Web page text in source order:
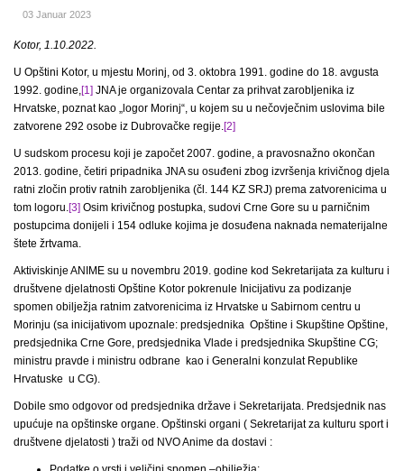
03 Januar 2023
Kotor, 1.10.2022.
U Opštini Kotor, u mjestu Morinj, od 3. oktobra 1991. godine do 18. avgusta
1992. godine,[1] JNA je organizovala Centar za prihvat zarobljenika iz
Hrvatske, poznat kao „logor Morinj“, u kojem su u nečovječnim uslovima bile
zatvorene 292 osobe iz Dubrovačke regije.[2]
U sudskom procesu koji je započet 2007. godine, a pravosnažno okončan
2013. godine, četiri pripadnika JNA su osuđeni zbog izvršenja krivičnog djela
ratni zločin protiv ratnih zarobljenika (čl. 144 KZ SRJ) prema zatvorenicima u
tom logoru.[3] Osim krivičnog postupka, sudovi Crne Gore su u parničnim
postupcima donijeli i 154 odluke kojima je dosuđena naknada nematerijalne
štete žrtvama.
Aktiviskinje ANIME su u novembru 2019. godine kod Sekretarijata za kulturu i
društvene djelatnosti Opštine Kotor pokrenule Inicijativu za podizanje
spomen obilježja ratnim zatvorenicima iz Hrvatske u Sabirnom centru u
Morinju (sa inicijativom upoznale: predsjednika Opštine i Skupštine Opštine,
predsjednika Crne Gore, predsjednika Vlade i predsjednika Skupštine CG;
ministru pravde i ministru odbrane kao i Generalni konzulat Republike
Hrvatuske u CG).
Dobile smo odgovor od predsjednika države i Sekretarijata. Predsjednik nas
upućuje na opštinske organe. Opštinski organi ( Sekretarijat za kulturu sport i
društvene djelatosti ) traži od NVO Anime da dostavi :